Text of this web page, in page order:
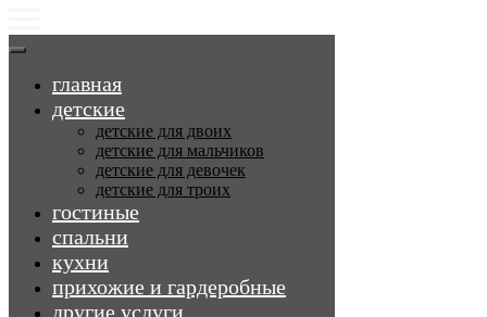
главная
детские
детские для двоих
детские для мальчиков
детские для девочек
детские для троих
гостиные
спальни
кухни
прихожие и гардеробные
другие услуги